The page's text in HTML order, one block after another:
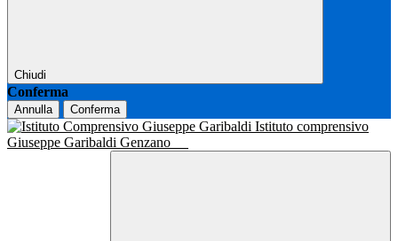
Chiudi
Conferma
Annulla Conferma
Istituto comprensivo
Giuseppe Garibaldi Genzano